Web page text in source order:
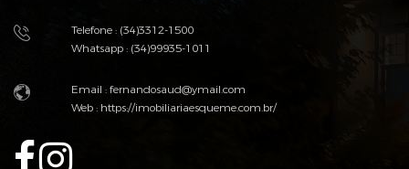
Telefone : (34)3312-1500
Whatsapp : (34)99935-1011
Email :fernandosaud@ymail.com
Web :https://imobiliariaesqueme.com.br/